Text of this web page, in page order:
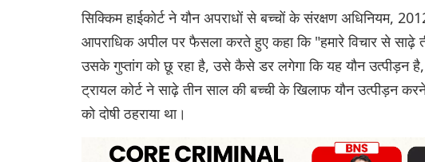
सिक्किम हाईकोर्ट ने यौन अपराधों से बच्चों के संरक्षण अधिनियम,
आपराधिक अपील पर फैसला करते हुए कहा कि "हमारे विचार से साढ़े
उसके गुप्तांग को छू रहा है, उसे कैसे डर लगेगा कि यह यौन उत्पीड़न
ट्रायल कोर्ट ने साढ़े तीन साल की बच्ची के खिलाफ यौन उत्पीड़न
को दोषी ठहराया था।